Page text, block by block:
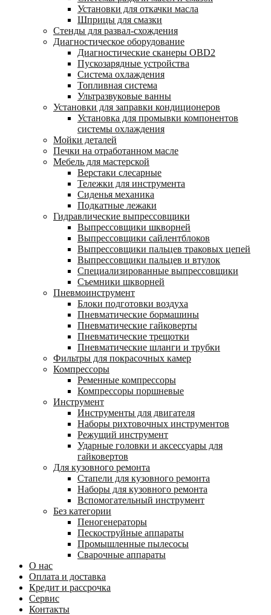
Установки для откачки масла
Шприцы для смазки
Стенды для развал-схождения
Диагностическое оборудование
Диагностические сканеры OBD2
Пускозарядные устройства
Система охлаждения
Топливная система
Ультразвуковые ванны
Установки для заправки кондиционеров
Установка для промывки компонентов
системы охлаждения
Мойки деталей
Печки на отработанном масле
Мебель для мастерской
Верстаки слесарные
Тележки для инструмента
Сиденья механика
Подкатные лежаки
Гидравлические выпрессовщики
Выпрессовщики шкворней
Выпрессовщики сайлентблоков
Выпрессовщики пальцев траковых цепей
Выпрессовщики пальцев и втулок
Специализированные выпрессовщики
Cъемники шкворней
Пневмоинструмент
Блоки подготовки воздуха
Пневматические бормашины
Пневматические гайковерты
Пневматические трещотки
Пневматические шланги и трубки
Фильтры для покрасочных камер
Компрессоры
Ременные компрессоры
Компрессоры поршневые
Инструмент
Инструменты для двигателя
Наборы рихтовочных инструментов
Режущий инструмент
Ударные головки и аксессуары для
гайковертов
Для кузовного ремонта
Стапели для кузовного ремонта
Наборы для кузовного ремонта
Вспомогательный инструмент
Без категории
Пеногенераторы
Пескоструйные аппараты
Промышленные пылесосы
Сварочные аппараты
О нас
Оплата и доставка
Кредит и рассрочка
Сервис
Контакты